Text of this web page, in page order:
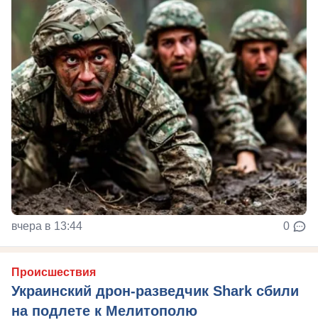
вчера в 13:44 0
Происшествия
Украинский дрон-разведчик Shark сбили
на подлете к Мелитополю